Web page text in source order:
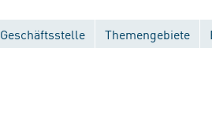
Geschäftsstelle Themengebiete